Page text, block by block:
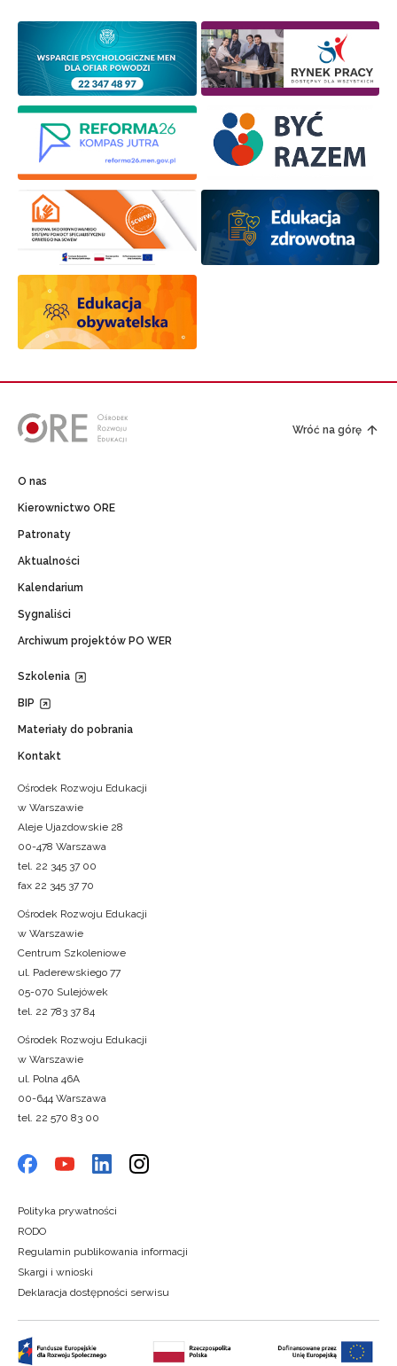
Wróć na górę
O nas
Kierownictwo ORE
Patronaty
Aktualności
Kalendarium
Sygnaliści
Archiwum projektów PO WER
Szkolenia
BIP
Materiały do pobrania
Kontakt
Ośrodek Rozwoju Edukacji
w Warszawie
Aleje Ujazdowskie 28
00-478 Warszawa
tel. 22 345 37 00
fax 22 345 37 70
Ośrodek Rozwoju Edukacji
w Warszawie
Centrum Szkoleniowe
ul. Paderewskiego 77
05-070 Sulejówek
tel. 22 783 37 84
Ośrodek Rozwoju Edukacji
w Warszawie
ul. Polna 46A
00-644 Warszawa
tel. 22 570 83 00
Polityka prywatności
RODO
Regulamin publikowania informacji
Skargi i wnioski
Deklaracja dostępności serwisu